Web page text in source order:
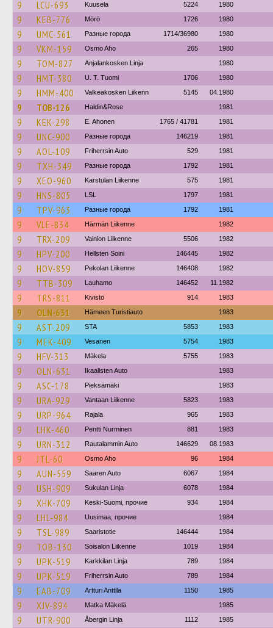
9 LCU-693 Kuusela 5224 1980
9 KEB-776 Mörö 1726 1980
9 UMC-561 Разные города 1714/36980 1980
9 VKM-159 Osmo Aho 265 1980
9 TOM-827 Anjalankosken Linja 1980
9 HMT-380 U. T. Tuomi 1706 1980
9 HMM-400 Valkeakosken Liikenn 5145 04.1980
9 TOB-126 Haldin&Rose 1981
9 KEK-298 E. Ahonen 1765 / 41781 1981
9 UNC-900 Разные города 146219 1981
9 AOL-109 Friherrsin Auto 529 1981
9 TXH-349 Разные города 1792 1981
9 XEO-960 Karstulan Liikenne 575 1981
9 HNS-805 LSL 1797 1981
9 TPV-963 Разные города 1792 1981
9 VLE-834 Härmän Liikenne 1982
9 TRX-209 Vainion Liikenne 5506 1982
9 HPV-200 Hellsten Soini 146445 1982
9 HOV-859 Pekolan Liikenne 146408 1982
9 TTB-309 Lauhamo 146452 11.1982
9 TRS-811 Kivistö 914 1983
9 OLN-631 Hämeen Turistiauto 1983
9 AST-209 STA 5853 1983
9 MEK-409 Vesanen 5754 1983
9 HFV-313 Mäkela 5755 1983
9 OLN-631 Ikaalisten Auto 1983
9 ASC-178 Pieksämäki 1983
9 URA-929 Vantaan Liikenne 5823 1983
9 URP-964 Rajala 965 1983
9 LHK-460 Pentti Nurminen 881 1983
9 URN-312 Rautalammin Auto 146629 08.1983
9 JTL-60 Osmo Aho 96 1984
9 AUN-559 Saaren Auto 6067 1984
9 USH-909 Sukulan Linja 6078 1984
9 XHK-709 Keski-Suomi, прочие 934 1984
9 LHL-984 Uusimaa, прочие 1984
9 TSL-989 Saaristotie 146444 1984
9 TOB-130 Soisalon Liikenne 1019 1984
9 UPK-519 Karkkilan Linja 789 1984
9 UPK-519 Friherrsin Auto 789 1984
9 EAB-709 Artturi Anttila 1150 1985
9 XJV-894 Matka Mäkelä 1985
9 UTR-900 Åbergin Linja 1112 1985